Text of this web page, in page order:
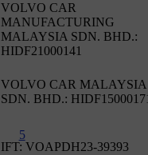
VOLVO CAR
MANUFACTURING
MALAYSIA SDN. BHD.:
HIDF21000141
VOLVO CAR MALAYSIA
SDN. BHD.:
IFT: VOAPDH23-39393
5